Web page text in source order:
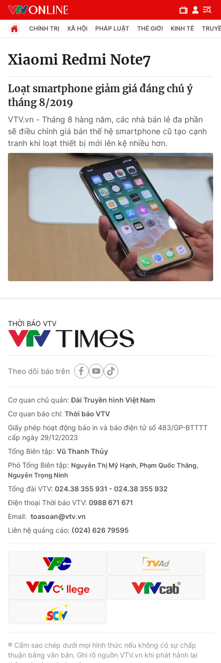
Chuyên mục
Chính trị
Xã hội
Pháp luật
Thị trường
Góc doanh nghiệp
Truyền hình
Phim VTV
Hậu trường
Giải sao mai
Giải trí
Điện ảnh
Âm nhạc
Du lịch
Làm đẹp
Chất lượng cuộc sống
Tuyển sinh
Học trực tuyến
Công nghệ
Hitech Công nghệ tương lai
Sản phẩm
Thị trường
Tư vấn
Giao lưu trực tuyến
Lịch phát sóng
Chuyên mục khác
Emagazine Podcast
Video Shorts video
VTV Money
VTV Sức khoẻ Bất động sản
CHÍNH TRỊ XÃ HỘI PHÁP LUẬT THẾ GIỚI KINH TẾ
Xiaomi Redmi Note7
Loạt smartphone giảm giá đáng chú ý
tháng 8/2019
VTV.vn - Tháng 8 hàng năm, các nhà bán lẻ đa phần
sẽ điều chỉnh giá bán thế hệ smartphone cũ tạo cạnh
tranh khi loạt thiết bị mới lên kệ nhiều hơn.
THỜI BÁO VTV
Theo dõi báo trên
Cơ quan chủ quản:Đài Truyền hình Việt Nam
Cơ quan báo chí: Thời báo VTV
Giấy phép hoạt động báo in và báo điện tử số 483/GP-BTTTT
cấp ngày 29/12/2023
Tổng Biên tập: Vũ Thanh Thủy
Phó Tổng Biên tập: Nguyễn Thị Mỹ Hạnh, Phạm Quốc Thắng,
Nguyễn Trọng Ninh
Tổng đài VTV: 024.38 355 931 - 024.38 355 932
Ðiện thoại Thời báo VTV: 0988 671 671
Email: toasoan@vtv.vn
Liên hệ quảng cáo: (024) 626 79595
® Cấm sao chép dưới mọi hình thức nếu không có sự chấp
thuận bằng văn bản. Ghi rõ nguồn VTV.vn khi phát hành lại